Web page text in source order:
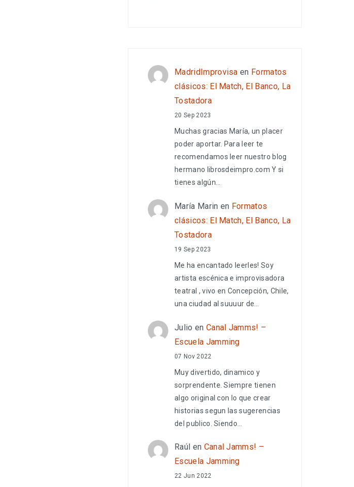
MadridImprovisa en Formatos
clásicos: El Match, El Banco, La
Tostadora
20 Sep 2023
Muchas gracias María, un placer
poder aportar. Para leer te
recomendamos leer nuestro blog
hermano librosdeimpro.com Y si
tienes algún…
María Marin en Formatos
clásicos: El Match, El Banco, La
Tostadora
19 Sep 2023
Me ha encantado leerles! Soy
artista escénica e improvisadora
teatral , vivo en Concepción, Chile,
una ciudad al suuuur de…
Julio en Canal Jamms! –
Escuela Jamming
07 Nov 2022
Muy divertido, dinamico y
sorprendente. Siempre tienen
algo original con lo que crear
historias segun las sugerencias
del publico. Siendo…
Raúl en Canal Jamms! –
Escuela Jamming
22 Jun 2022